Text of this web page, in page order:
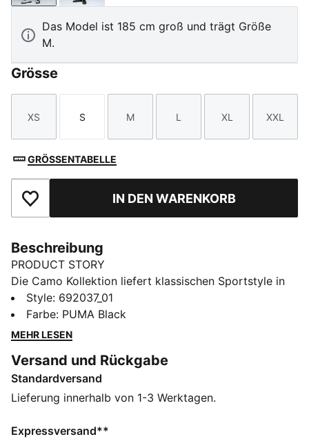
Das Model ist 185 cm groß und trägt Größe
M.
Grösse
Größe
XS
Größe
S
Größe
M
Größe
L
Größe
XL
Größe
XXL
GRÖSSENTABELLE
Zu Favoriten hinzufügenIN DEN WARENKORB
Beschreibung
PRODUCT STORY
Die Camo Kollektion liefert klassischen Sportstyle in
aktuellen Versionen mit markanten Grafiken, Allover-
Prints und charakteristischen PUMA Details. Diese für
Alltagskomfort und Statement-Looks gemachten
auch führt.
FEATURES + VORTEILE
Hergestellt aus mindestens 50 % recycelten
DETAILS
Style: 692037_01
Farbe: PUMA Black
MEHR LESEN
Versand und Rückgabe
Standardversand
Lieferung innerhalb von 1-3 Werktagen.
Expressversand**